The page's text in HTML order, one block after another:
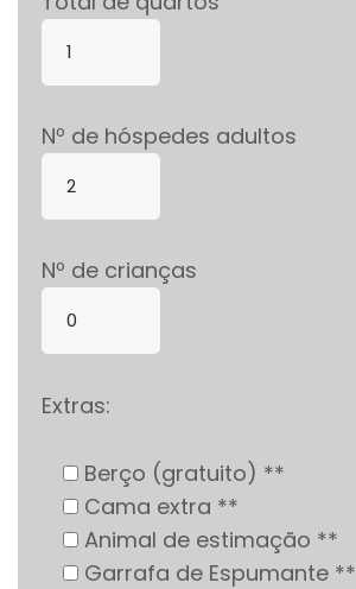
Nº de hóspedes adultos
Nº de crianças
Extras:
Berço (gratuito) **
Cama extra **
Animal de estimação **
Garrafa de Espumante **